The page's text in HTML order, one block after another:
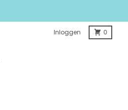
Inloggen 0